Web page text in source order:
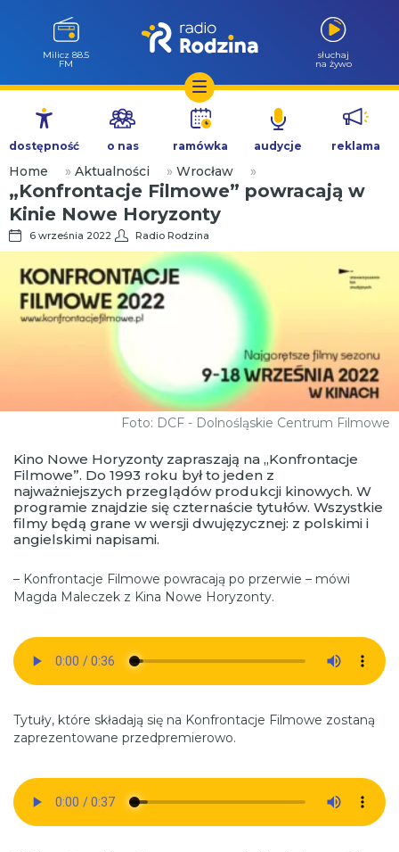
Przejdź
treści
Milicz 88.5
FM
słuchaj
na żywo
dostępność o nas ramówka audycje reklama
Home » Aktualności » Wrocław »
„Konfrontacje Filmowe” powracają w
Kinie Nowe Horyzonty
6 września 2022 Radio Rodzina
Foto: DCF - Dolnośląskie Centrum Filmowe
Kino Nowe Horyzonty zapraszają na „Konfrontacje
Filmowe”. Do 1993 roku był to jeden z
najważniejszych przeglądów produkcji kinowych. W
programie znajdzie się czternaście tytułów. Wszystkie
filmy będą grane w wersji dwujęzycznej: z polskimi i
angielskimi napisami.
– Konfrontacje Filmowe powracają po przerwie – mówi
Magda Maleczek z Kina Nowe Horyzonty.
Tytuły, które składają się na Konfrontacje Filmowe zostaną
zaprezentowane przedpremierowo.